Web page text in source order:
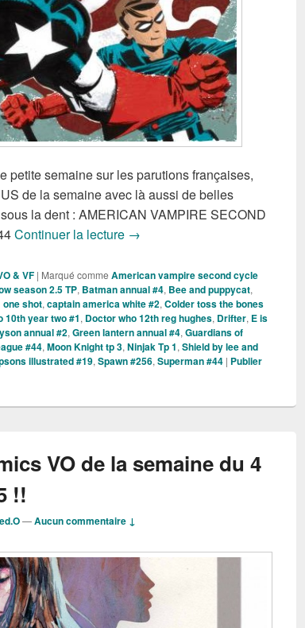
petite semaine sur les parutions françaises,
de la semaine avec là aussi de belles
la dent : AMERICAN VAMPIRE SECOND
Continuer la lecture Sorties des Comics VO de la
→
& VF | Marqué comme American vampire second cycle
season 2.5 TP, Batman annual #4, Bee and puppycat,
one shot,captain america white #2,Colder toss the bones
10th year two #1, Doctor who 12th reg hughes, Drifter, E is
annual #2,Green lantern annual #4,Guardians of
#44,Moon Knight tp 3,Ninjak Tp 1,Shield by lee and
illustrated #19,Spawn #256,Superman #44 | Publier
VO de la semaine du 4
!!
—Aucun commentaire ↓